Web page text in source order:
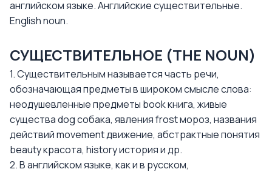
английском языке. Английские существительные.
English noun.
СУЩЕСТВИТЕЛЬНОЕ (THE NOUN)
1. Существительным называется часть речи,
обозначающая предметы в широком смысле слова:
неодушевленные предметы book книга, живые
существа dog собака, явления frost мороз, названия
действий movement движение, абстрактные понятия
beauty красота, history история и др.
2. В английском языке, как и в русском,